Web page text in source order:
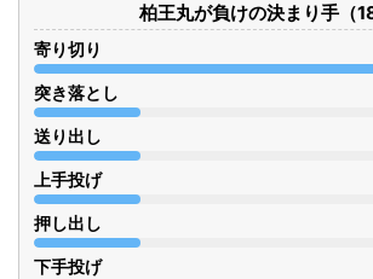
柏王丸が負けの決まり手（18
寄り切り
突き落とし
送り出し
上手投げ
押し出し
下手投げ